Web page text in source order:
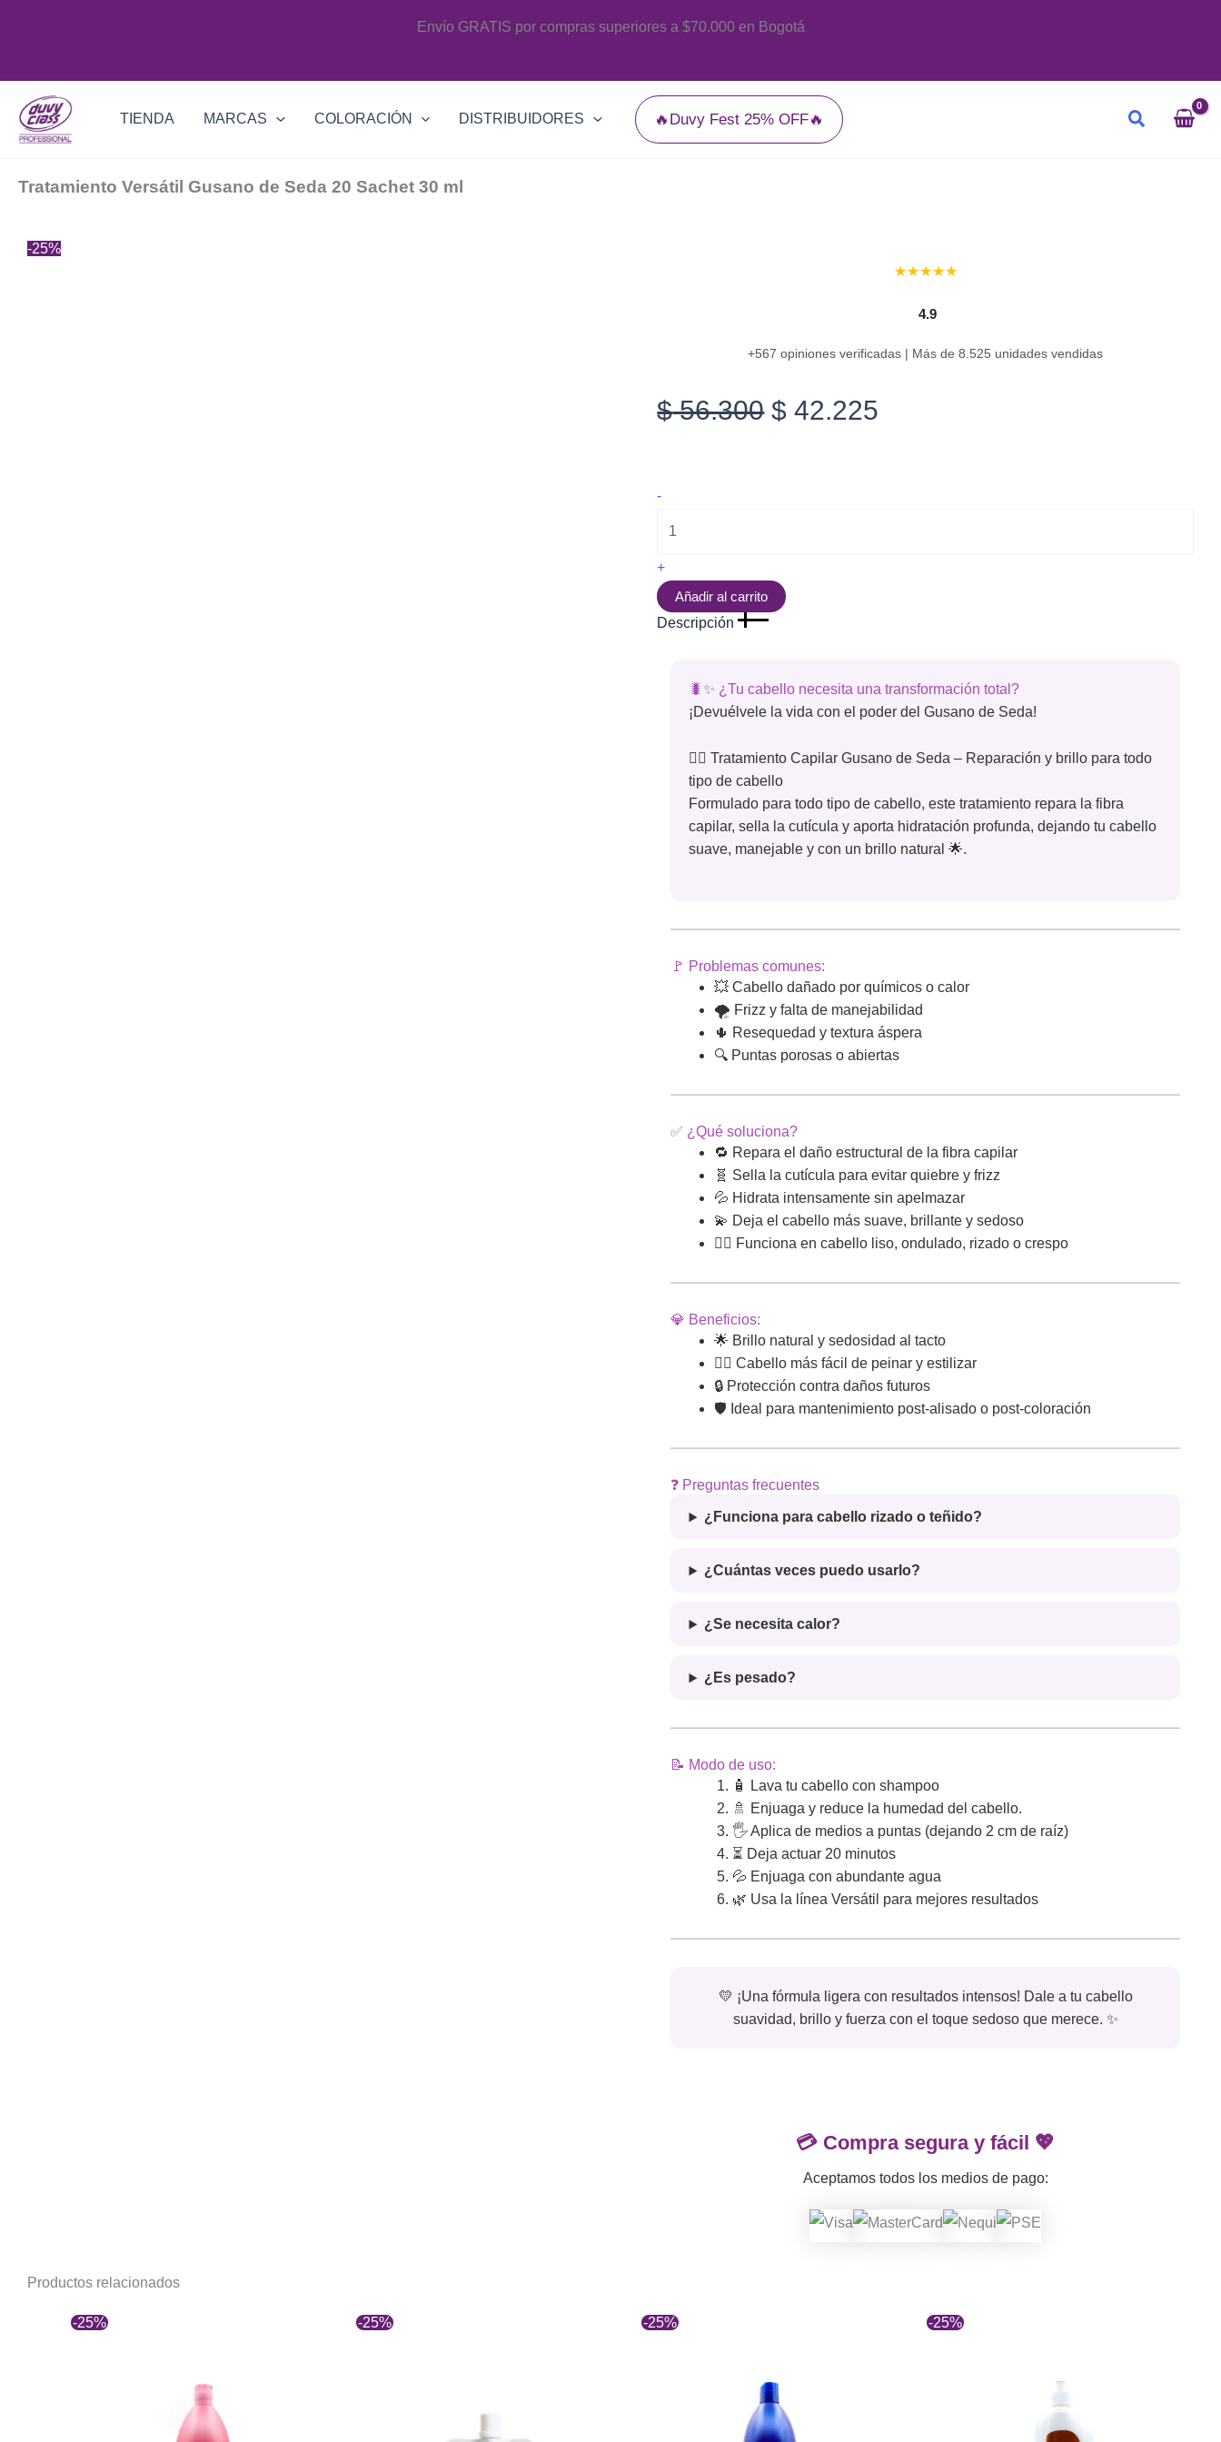
Envío GRATIS por compras superiores a $70.000 en Bogotá
TIENDA MARCAS COLORACIÓN DISTRIBUIDORES 🔥Duvy Fest 25% OFF🔥 Buscar
Tratamiento Versátil Gusano de Seda 20 Sachet 30 ml
-25%
★★★★★
4.9
+567 opiniones verificadas | Más de 8.525 unidades vendidas
$56.300 El
$ 56.300.
$ 42.225
-
Gusano
Seda
20
Sachet
30
+
Añadir al carrito
Descripción
🐛✨ ¿Tu cabello necesita una transformación total?
¡Devuélvele la vida con el poder del Gusano de Seda!
💆‍♀️ Tratamiento Capilar Gusano de Seda – Reparación y brillo para todo
tipo de cabello
Formulado para todo tipo de cabello, este tratamiento repara la fibra
capilar, sella la cutícula y aporta hidratación profunda, dejando tu cabello
suave, manejable y con un brillo natural 🌟.
🚩 Problemas comunes:
💥 Cabello dañado por químicos o calor
🌪️ Frizz y falta de manejabilidad
🌵 Resequedad y textura áspera
🔍 Puntas porosas o abiertas
✅ ¿Qué soluciona?
🔁 Repara el daño estructural de la fibra capilar
🧬 Sella la cutícula para evitar quiebre y frizz
💦 Hidrata intensamente sin apelmazar
💫 Deja el cabello más suave, brillante y sedoso
💁‍♀️ Funciona en cabello liso, ondulado, rizado o crespo
💎 Beneficios:
🌟 Brillo natural y sedosidad al tacto
🧖‍♀️ Cabello más fácil de peinar y estilizar
🔒 Protección contra daños futuros
🛡️ Ideal para mantenimiento post-alisado o post-coloración
❓ Preguntas frecuentes
¿Funciona para cabello rizado o teñido?
¿Cuántas veces puedo usarlo?
¿Se necesita calor?
¿Es pesado?
📝 Modo de uso:
🧴 Lava tu cabello con shampoo
🚿 Enjuaga y reduce la humedad del cabello.
🖐️ Aplica de medios a puntas (dejando 2 cm de raíz)
⏳ Deja actuar 20 minutos
💦 Enjuaga con abundante agua
🌿 Usa la línea Versátil para mejores resultados
💛 ¡Una fórmula ligera con resultados intensos! Dale a tu cabello
suavidad, brillo y fuerza con el toque sedoso que merece. ✨
💳 Compra segura y fácil 💖
Aceptamos todos los medios de pago:
Productos relacionados
-25% -25% -25% -25%